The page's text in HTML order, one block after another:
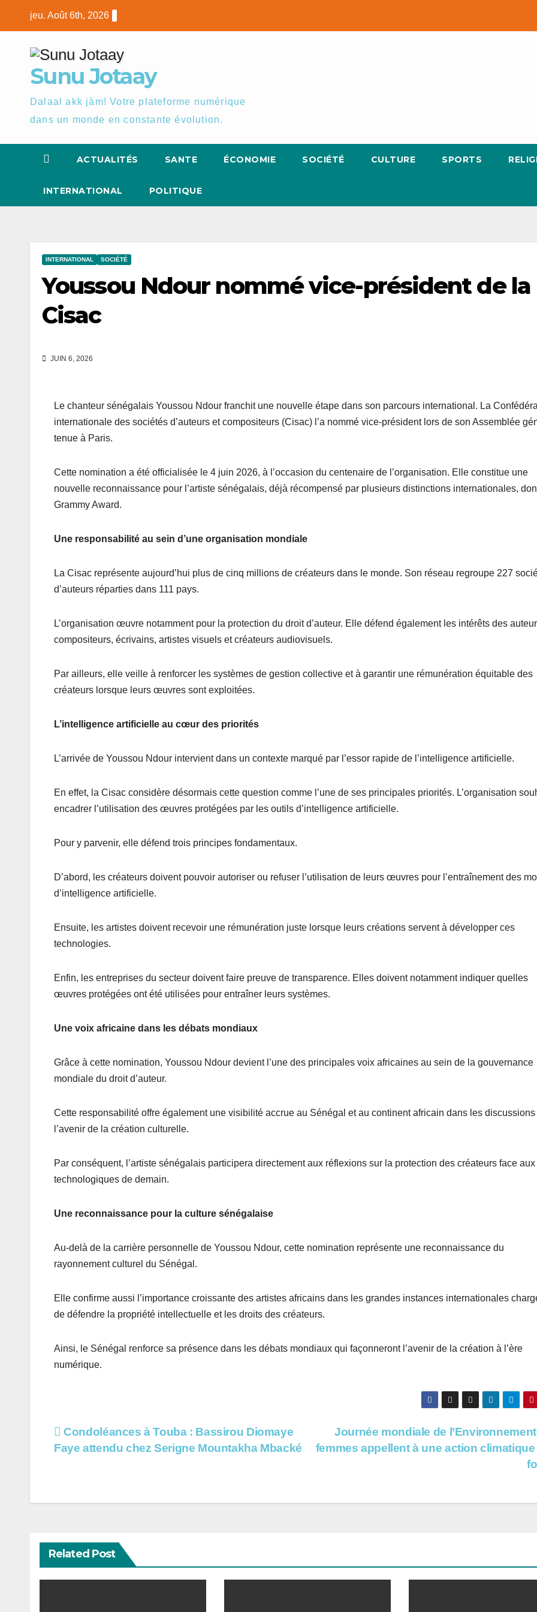
jeu. Août 6th, 2026
Sunu Jotaay
Dalaal akk jàm! Votre plateforme numérique
dans un monde en constante évolution.
ACTUALITÉS SANTE ÉCONOMIE SOCIÉTÉ CULTURE SPORTS
INTERNATIONAL POLITIQUE
INTERNATIONAL SOCIÉTÉ
Youssou Ndour nommé vice-président de la
Cisac
JUIN 6, 2026
Le chanteur sénégalais Youssou Ndour franchit une nouvelle étape dans son parcours international. La
internationale des sociétés d’auteurs et compositeurs (Cisac) l’a nommé vice-président lors de son Assemblée
tenue à Paris.
Cette nomination a été officialisée le 4 juin 2026, à l’occasion du centenaire de l’organisation. Elle constitue une
nouvelle reconnaissance pour l’artiste sénégalais, déjà récompensé par plusieurs distinctions internationales,
Grammy Award.
Une responsabilité au sein d’une organisation mondiale
La Cisac représente aujourd’hui plus de cinq millions de créateurs dans le monde. Son réseau regroupe 227
d’auteurs réparties dans 111 pays.
L’organisation œuvre notamment pour la protection du droit d’auteur. Elle défend également les intérêts des
compositeurs, écrivains, artistes visuels et créateurs audiovisuels.
Par ailleurs, elle veille à renforcer les systèmes de gestion collective et à garantir une rémunération équitable des
créateurs lorsque leurs œuvres sont exploitées.
L’intelligence artificielle au cœur des priorités
L’arrivée de Youssou Ndour intervient dans un contexte marqué par l’essor rapide de l’intelligence artificielle.
En effet, la Cisac considère désormais cette question comme l’une de ses principales priorités. L’organisation
encadrer l’utilisation des œuvres protégées par les outils d’intelligence artificielle.
Pour y parvenir, elle défend trois principes fondamentaux.
D’abord, les créateurs doivent pouvoir autoriser ou refuser l’utilisation de leurs œuvres pour l’entraînement des
d’intelligence artificielle.
Ensuite, les artistes doivent recevoir une rémunération juste lorsque leurs créations servent à développer ces
technologies.
Enfin, les entreprises du secteur doivent faire preuve de transparence. Elles doivent notamment indiquer quelles
œuvres protégées ont été utilisées pour entraîner leurs systèmes.
Une voix africaine dans les débats mondiaux
Grâce à cette nomination, Youssou Ndour devient l’une des principales voix africaines au sein de la gouvernance
mondiale du droit d’auteur.
Cette responsabilité offre également une visibilité accrue au Sénégal et au continent africain dans les discussions
l’avenir de la création culturelle.
Par conséquent, l’artiste sénégalais participera directement aux réflexions sur la protection des créateurs face
technologiques de demain.
Une reconnaissance pour la culture sénégalaise
Au-delà de la carrière personnelle de Youssou Ndour, cette nomination représente une reconnaissance du
rayonnement culturel du Sénégal.
Elle confirme aussi l’importance croissante des artistes africains dans les grandes instances internationales
de défendre la propriété intellectuelle et les droits des créateurs.
Ainsi, le Sénégal renforce sa présence dans les débats mondiaux qui façonneront l’avenir de la création à l’ère
numérique.
Navigation
de
Journée mondiale de
femmes appellent à une action
Condoléances à Touba : Bassirou Diomaye
Faye attendu chez Serigne Mountakha Mbacké
Related Post